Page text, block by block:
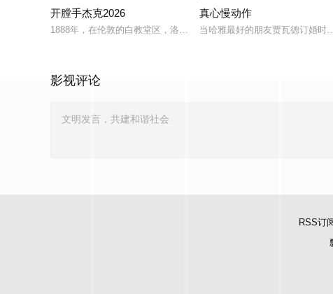
开膛手杰克2026
1888年，在伦敦的白教堂区，洛蒂（柯克饰）发现自己被臭名昭著的
真心慢动作
当哈雅最好的朋友贾瓦德订婚
影视评论
RSS订